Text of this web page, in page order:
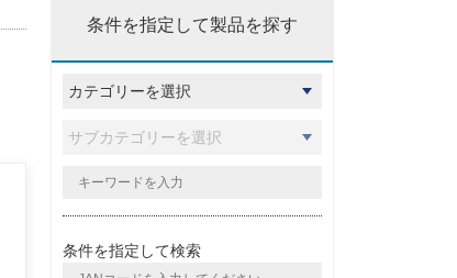
条件を指定して製品を探す
条件を指定して検索